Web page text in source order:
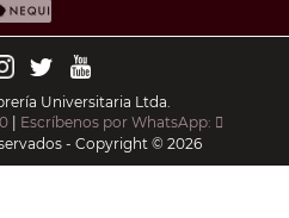
Universitaria Ltda.
Escríbenos por WhatsApp:
- Copyright © 2026